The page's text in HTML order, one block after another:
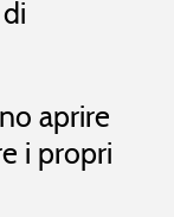
14:02
aprire
i propri